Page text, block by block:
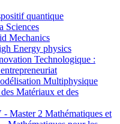
quantique
Sciences
Mechanics
Energy physics
Technologique :
Multiphysique
Matériaux et des
Master 2 Mathématiques et